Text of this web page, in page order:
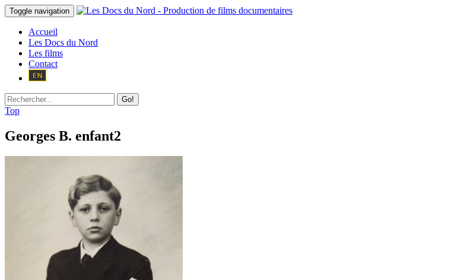
Toggle navigation
Accueil
Les Docs du Nord
Les films
Contact
Go!
Top
Georges B. enfant2